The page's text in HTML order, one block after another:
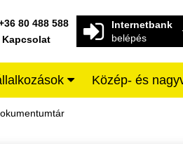
80 488 588
Kapcsolat
Internetbank
belépés
Közép- és
BANK